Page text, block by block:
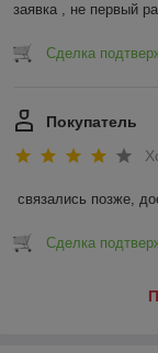
заявка , не первый
Сделка
Покупатель
связались позже,
Сделка